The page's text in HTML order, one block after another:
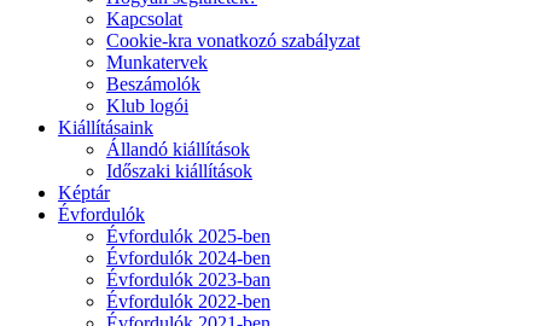
Kapcsolat
Cookie-kra vonatkozó szabályzat
Munkatervek
Beszámolók
Klub logói
Kiállításaink
Állandó kiállítások
Időszaki kiállítások
Képtár
Évfordulók
Évfordulók 2025-ben
Évfordulók 2024-ben
Évfordulók 2023-ban
Évfordulók 2022-ben